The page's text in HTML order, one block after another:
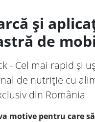
și
de
- Cel mai rapid și
de nutriție cu
din România
motive pentru care